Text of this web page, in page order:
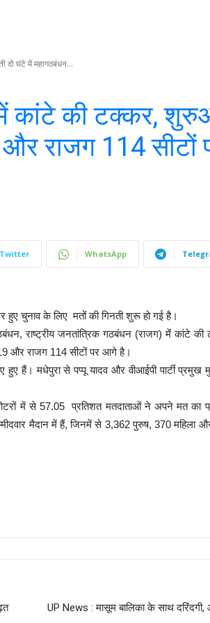
दो घंटे में महागठबंधन...
कांटे की टक्कर,
राजग 114 सीटों
Twitter WhatsApp
हुए चुनाव के लिए मतों की गिनती शुरू हो गई है।
राष्ट्रीय जनतांत्रिक गठबंधन (राजग) मेंं कांटे की
और राजग 114 सीटों पर आगे है।
हुए हैं। मधेपुरा से पप्पू यादव और वीआईपी पार्टी प्रमुख
में से 57.05 प्रतिशत मतदाताओं ने अपने मत का
मैदान में हैं, जिनमें से 3,362 पुरुष, 370 महिला
UP News : मासूम बालिका के साथ दरिंदगी,